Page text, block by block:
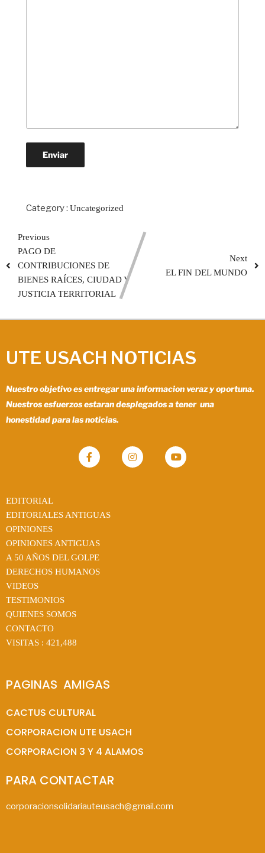
Category : Uncategorized
Previous
PAGO DE
CONTRIBUCIONES DE
BIENES RAÍCES, CIUDAD Y
JUSTICIA TERRITORIAL
Next
EL FIN DEL MUNDO
UTE USACH NOTICIAS
Nuestro objetivo es entregar una informacion veraz y oportuna.
Nuestros esfuerzos estaran desplegados a tener una
honestidad para las noticias.
EDITORIAL
EDITORIALES ANTIGUAS
OPINIONES
OPINIONES ANTIGUAS
A 50 AÑOS DEL GOLPE
DERECHOS HUMANOS
VIDEOS
TESTIMONIOS
QUIENES SOMOS
CONTACTO
VISITAS : 421,488
PAGINAS  AMIGAS
CACTUS CULTURAL
CORPORACION UTE USACH
CORPORACION 3 Y 4 ALAMOS
PARA CONTACTAR
corporacionsolidariauteusach@gmail.com